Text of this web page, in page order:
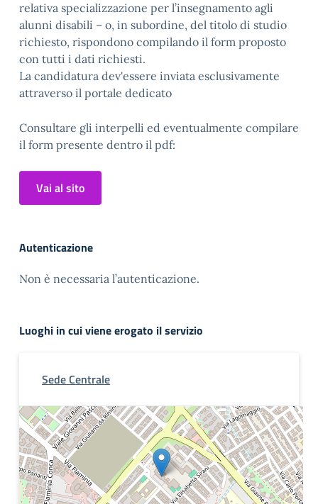
relativa specializzazione per l’insegnamento agli
alunni disabili – o, in subordine, del titolo di studio
richiesto, rispondono compilando il form proposto
con tutti i dati richiesti.
La candidatura dev'essere inviata esclusivamente
attraverso il portale dedicato
Consultare gli interpelli ed eventualmente compilare
il form presente dentro il pdf:
Vai al sito
Autenticazione
Non è necessaria l’autenticazione.
Luoghi in cui viene erogato il servizio
Sede Centrale